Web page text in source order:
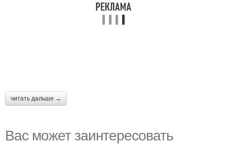
читать дальше →
Вас может заинтересовать